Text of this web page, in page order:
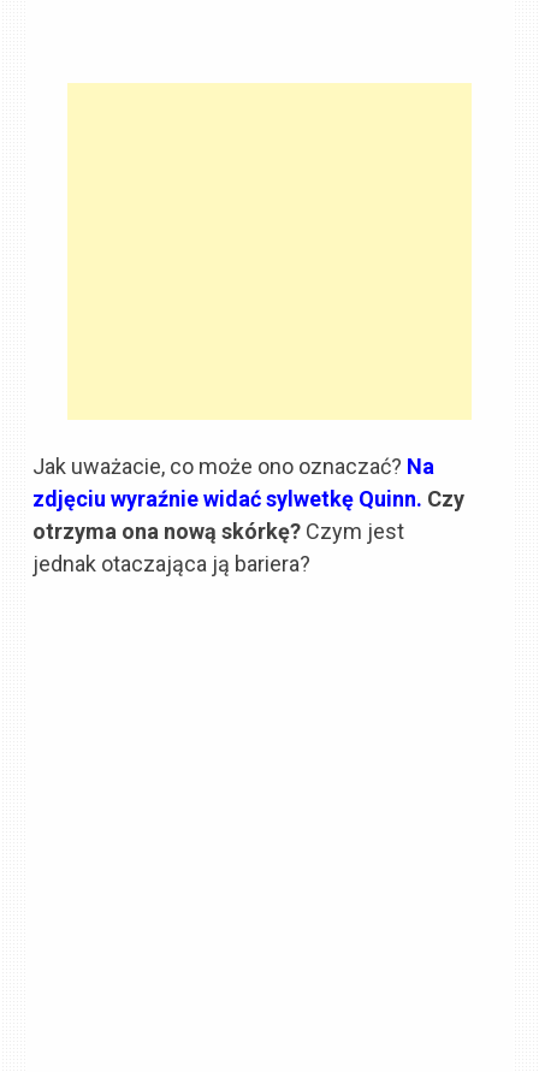
Jak uważacie, co może ono oznaczać? Na
zdjęciu wyraźnie widać sylwetkę Quinn. Czy
otrzyma ona nową skórkę? Czym jest
jednak otaczająca ją bariera?